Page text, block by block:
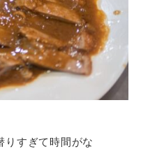
りすぎて時間がな